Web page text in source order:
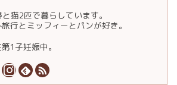
と猫2匹で暮らしています。
行とミッフィーとパンが好き。
1子妊娠中。